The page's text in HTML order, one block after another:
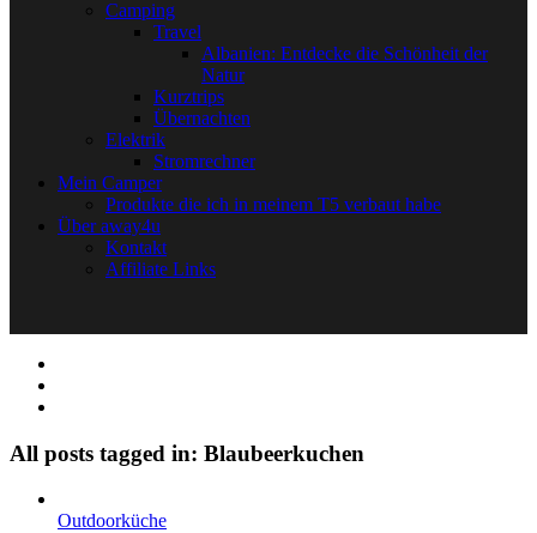
Camping
Travel
Albanien: Entdecke die Schönheit der
Natur
Kurztrips
Übernachten
Elektrik
Stromrechner
Mein Camper
Produkte die ich in meinem T5 verbaut habe
Über away4u
Kontakt
Affiliate Links
All posts tagged in: Blaubeerkuchen
Outdoorküche